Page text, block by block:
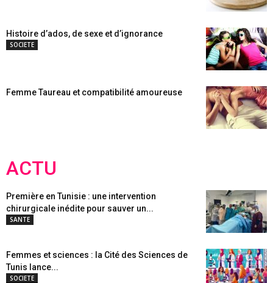
Histoire d’ados, de sexe et d’ignorance
SOCIETE
Femme Taureau et compatibilité amoureuse
ACTU
Première en Tunisie : une intervention
chirurgicale inédite pour sauver un...
SANTE
Femmes et sciences : la Cité des Sciences de
Tunis lance...
SOCIETE